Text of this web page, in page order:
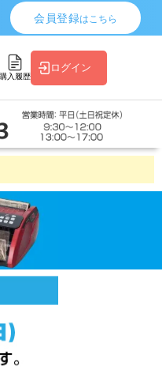
会員登録はこちら
購入履歴
ログイン